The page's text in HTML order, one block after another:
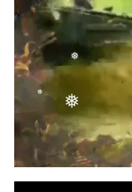
❅
❅
❅
❅